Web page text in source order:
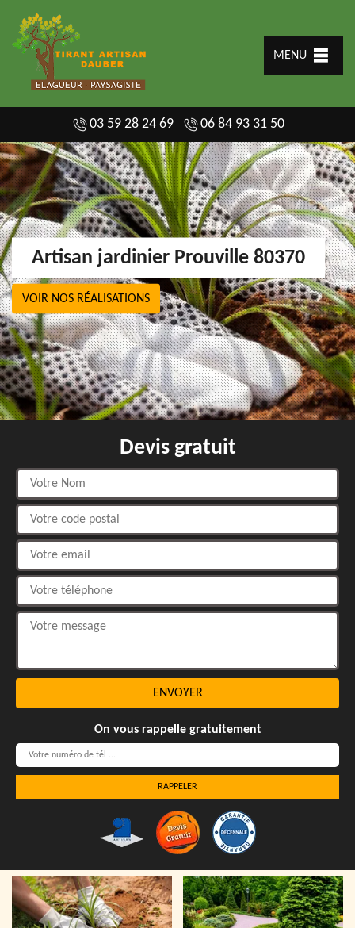
MENU
03 59 28 24 69 06 84 93 31 50
Artisan jardinier Prouville 80370
VOIR NOS RÉALISATIONS
Devis gratuit
On vous rappelle gratuitement